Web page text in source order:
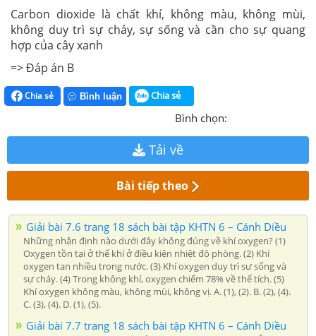
Carbon dioxide là chất khí, không màu, không mùi,
không duy trì sự cháy, sự sống và cần cho sự quang
hợp của cây xanh
=> Đáp án B
Chia sẻ Bình luận Chia sẻ
Bình chọn:
Tải về
Bài tiếp theo
Giải bài 7.6 trang 18 sách bài tập KHTN 6 – Cánh Diều
Những nhận định nào dưới đây không đúng về khí oxygen? (1)
Oxygen tồn tại ở thể khí ở điều kiện nhiệt độ phòng. (2) Khí
oxygen tan nhiều trong nước. (3) Khí oxygen duy trì sự sống và
sự cháy. (4) Trong không khí, oxygen chiếm 78% về thể tích. (5)
Khí oxygen không màu, không mùi, không vị. A. (1), (2). B. (2), (4).
C. (3), (4). D. (1), (5).
Giải bài 7.7 trang 18 sách bài tập KHTN 6 – Cánh Diều